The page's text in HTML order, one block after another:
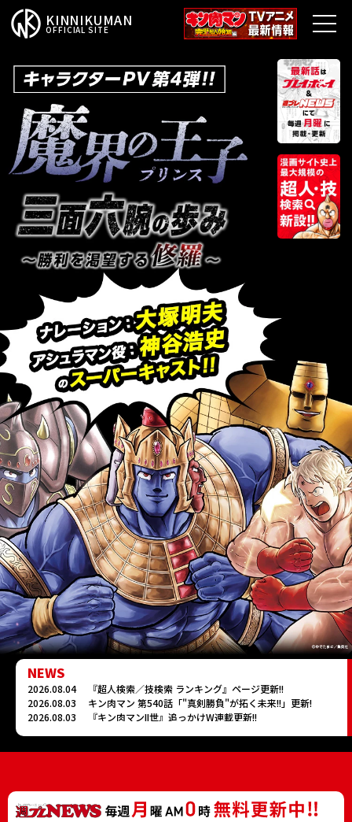
KINNIKUMAN
OFFICIAL SITE
TOP
キン肉マンとは？
最新情報
コミックス
特集
超人総選挙
新超人募集
ゆで問答
NEWS
2026.08.04
『超人検索／技検索 ランキング』ページ更新!!
2026.08.03 キン肉マン 第540話「"真剣勝負"が拓く未来!!」更新!
2026.08.03
『キン肉マンII世』追っかけW連載更新!!
2025.10.07『超人検索／技検索』情報追加!!